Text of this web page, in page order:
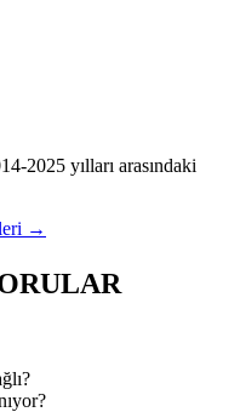
-2025 yılları arasındaki
→